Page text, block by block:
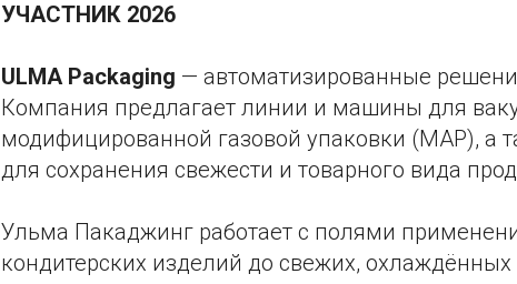
УЧАСТНИК 2026
ULMA Packaging — автоматизированные
Компания предлагает линии и машины для
модифицированной газовой упаковки (MAP), а
для сохранения свежести и товарного вида
Ульма Пакаджинг работает с полями
кондитерских изделий до свежих,